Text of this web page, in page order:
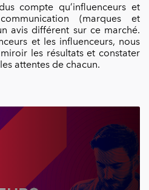
compte qu’influenceurs et
(marques et
avis différent sur ce marché.
et les influenceurs, nous
les résultats et constater
attentes de chacun.